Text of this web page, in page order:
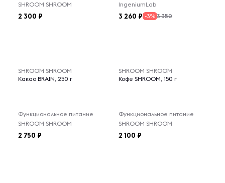
SHROOM SHROOM
2 300
IngeniumLab
3 260 -3% 3 350
SHROOM SHROOM
Какао BRAIN, 250 г
Функциональное питание
SHROOM SHROOM
2 750
SHROOM SHROOM
Кофе SHROOM, 150 г
Функциональное питание
SHROOM SHROOM
2 100